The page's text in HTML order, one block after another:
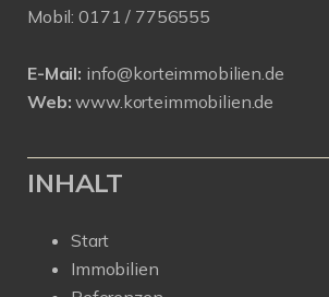
Mobil: 0171 / 7756555
E-Mail: info@korteimmobilien.de
Web: www.korteimmobilien.de
INHALT
Start
Immobilien